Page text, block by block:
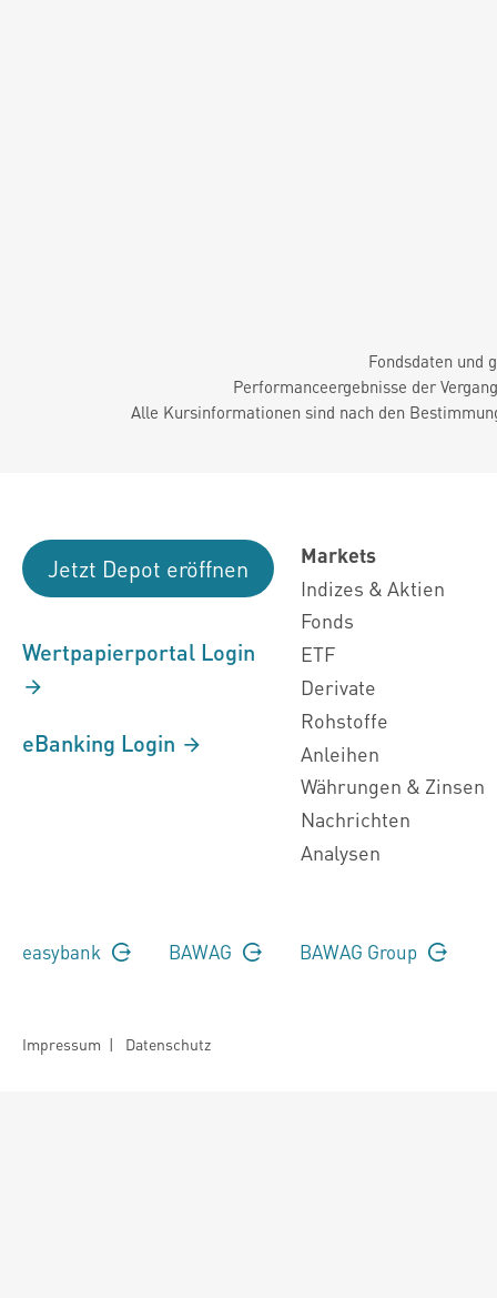
Fondsdaten und
Performanceergebnisse der
Alle Kursinformationen sind nach den
Jetzt Depot eröffnen
Wertpapierportal Login
eBanking Login
Markets
Indizes & Aktien
Fonds
ETF
Derivate
Rohstoffe
Anleihen
Währungen & Zinsen
Nachrichten
Analysen
easybank BAWAG BAWAG Group
Impressum | Datenschutz